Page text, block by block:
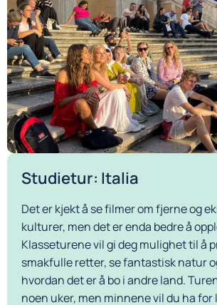
Studietur: Italia
Det er kjekt å se filmer om fjerne og
kulturer, men det er enda bedre å
Klasseturene vil gi deg mulighet til å
smakfulle retter, se fantastisk natur
hvordan det er å bo i andre land.
noen uker, men minnene vil du ha for